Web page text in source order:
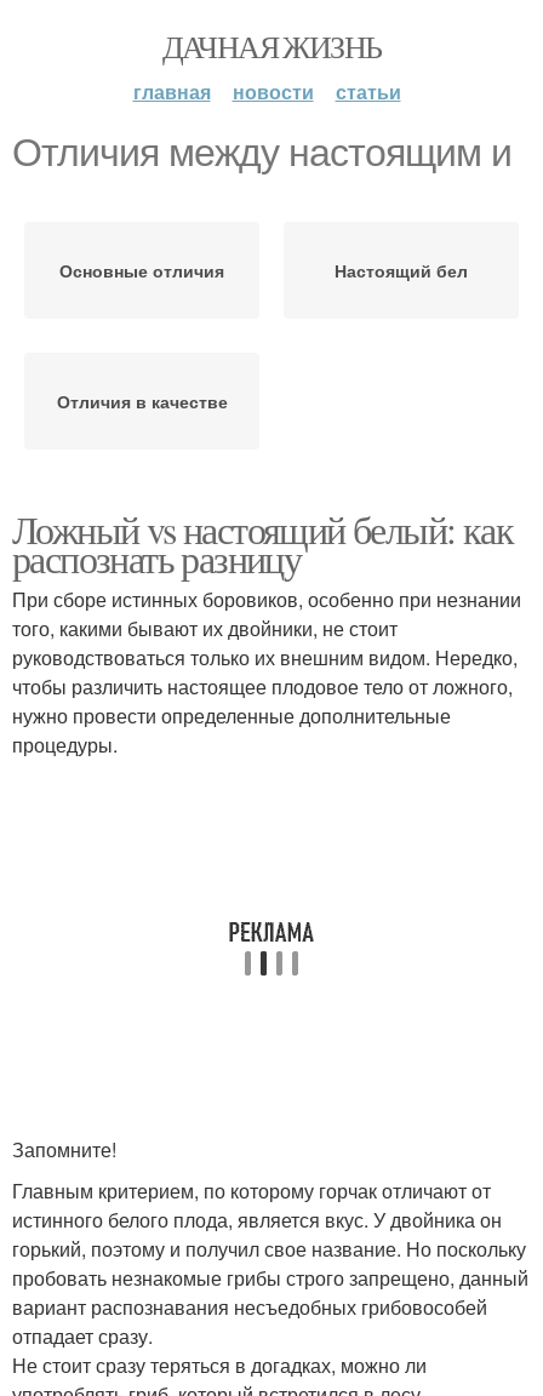
ДАЧНАЯ ЖИЗНЬ
главная новости статьи
Отличия между настоящим и
Основные отличия Настоящий бел
Отличия в качестве
Ложный vs настоящий белый: как
распознать разницу
При сборе истинных боровиков, особенно при незнании
того, какими бывают их двойники, не стоит
руководствоваться только их внешним видом. Нередко,
чтобы различить настоящее плодовое тело от ложного,
нужно провести определенные дополнительные
процедуры.
Запомните!
Главным критерием, по которому горчак отличают от
истинного белого плода, является вкус. У двойника он
горький, поэтому и получил свое название. Но поскольку
пробовать незнакомые грибы строго запрещено, данный
вариант распознавания несъедобных грибовособей
отпадает сразу.
Не стоит сразу теряться в догадках, можно ли